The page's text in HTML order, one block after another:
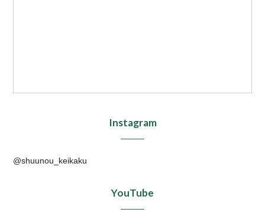
Instagram
@shuunou_keikaku
YouTube